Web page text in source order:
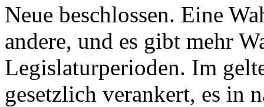
Neue beschlossen. Eine
andere, und es gibt mehr
Legislaturperioden. Im
gesetzlich verankert, es